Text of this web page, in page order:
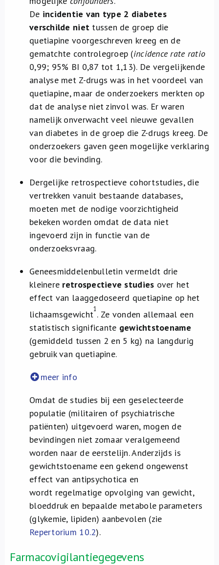
De incidentie van type 2 diabetes
verschilde niet tussen de groep die
quetiapine voorgeschreven kreeg en de
gematchte controlegroep (incidence rate ratio
0,99; 95% BI 0,87 tot 1,13). De vergelijkende
analyse met Z-drugs was in het voordeel van
quetiapine, maar de onderzoekers merkten op
dat de analyse niet zinvol was. Er waren
namelijk onverwacht veel nieuwe gevallen
van diabetes in de groep die Z-drugs kreeg. De
onderzoekers gaven geen mogelijke verklaring
voor die bevinding.
Dergelijke retrospectieve cohortstudies, die
vertrekken vanuit bestaande databases,
moeten met de nodige voorzichtigheid
bekeken worden omdat de data niet
ingevoerd zijn in functie van de
onderzoeksvraag.
Geneesmiddelenbulletin vermeldt drie
kleinere retrospectieve studies over het
effect van laaggedoseerd quetiapine op het
lichaamsgewicht1 . Ze vonden allemaal een
statistisch significante gewichtstoename
(gemiddeld tussen 2 en 5 kg) na langdurig
gebruik van quetiapine.
meer info
Omdat de studies bij een geselecteerde
populatie (militairen of psychiatrische
patiënten) uitgevoerd waren, mogen de
bevindingen niet zomaar veralgemeend
worden naar de eerstelijn. Anderzijds is
gewichtstoename een gekend ongewenst
effect van antipsychotica en
wordt regelmatige opvolging van gewicht,
bloeddruk en bepaalde metabole parameters
(glykemie, lipiden) aanbevolen (zie
Repertorium 10.2).
Farmacovigilantiegegevens